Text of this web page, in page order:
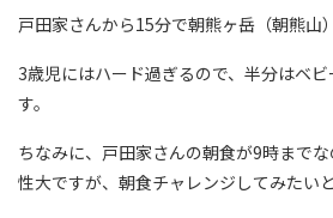
戸田家さんから15分で朝熊ヶ岳（朝熊山
3歳児にはハード過ぎるので、半分はベ
す。
ちなみに、戸田家さんの朝食が9時まで
性大ですが、朝食チャレンジしてみたいと